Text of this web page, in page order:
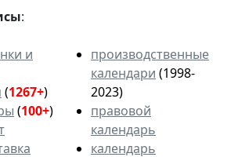
:
и
(1267+)
(100+)
производственные
календари (1998-
2023)
правовой
календарь
календарь